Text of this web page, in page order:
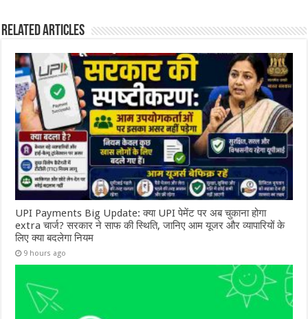
Related Articles
UPI Payments Big Update: क्या UPI पेमेंट पर अब चुकाना होगा
extra चार्ज? सरकार ने साफ की स्थिति, जानिए आम यूजर और व्यापारियों के
लिए क्या बदलेगा नियम
9 hours ago